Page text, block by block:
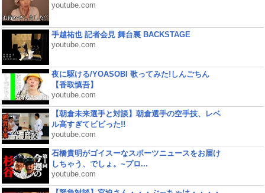
youtube.com
手越祐也 記者会見 舞台裏 BACKSTAGE
youtube.com
夜に駆ける/YOASOBI 歌ってみた!しんごちん
【香取慎吾】
youtube.com
【朝倉未来選手と対談】朝倉選手の空手技、レベ
ル高すぎてビビった!!
youtube.com
石橋貴明がゴイスーなスポーツニュースをお届け
しちゃう、でしょ。~プロ...
youtube.com